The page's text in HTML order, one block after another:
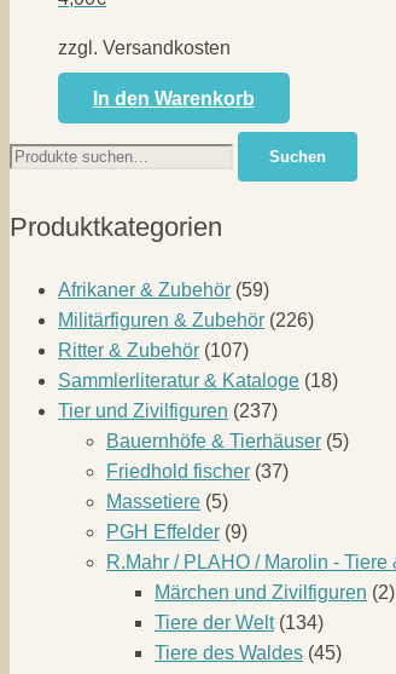
zzgl. Versandkosten
In den Warenkorb
Suche
nach:
Suchen
Produktkategorien
Afrikaner & Zubehör (59)
Militärfiguren & Zubehör (226)
Ritter & Zubehör (107)
Sammlerliteratur & Kataloge (18)
Tier und Zivilfiguren (237)
Bauernhöfe & Tierhäuser (5)
Friedhold fischer (37)
Massetiere (5)
PGH Effelder (9)
R.Mahr / PLAHO / Marolin - Tiere
Märchen und Zivilfiguren (2)
Tiere der Welt (134)
Tiere des Waldes (45)